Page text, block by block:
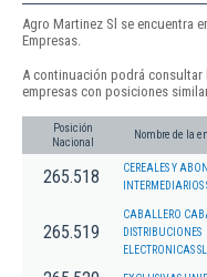
Agro Martinez Sl se encuentra
Empresas.
A continuación podrá
empresas con posiciones
Posición
Nacional
Nombre de la
265.518
CEREALES Y
INTERMEDIARIOS
265.519
CABALLERO
DISTRIBUCIONES
ELECTRONICAS SL